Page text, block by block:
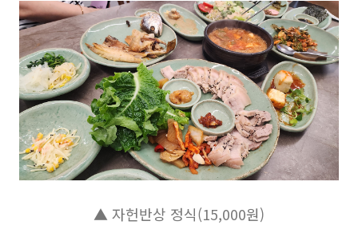
▲ 자헌반상 정식(15,000원)